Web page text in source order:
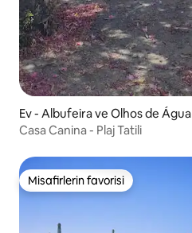
Ev - Albufeira ve Olhos de Água
Casa Canina - Plaj Tatili
Misafirlerin favorisi
Misafirlerin favorisi